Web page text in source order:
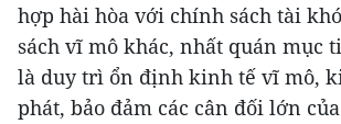
hợp hài hòa với chính sách tài
sách vĩ mô khác, nhất quán mục
là duy trì ổn định kinh tế vĩ mô,
phát, bảo đảm các cân đối lớn